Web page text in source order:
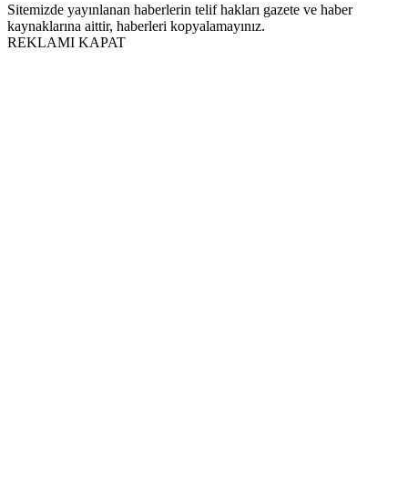
Sitemizde yayınlanan haberlerin telif hakları gazete ve haber
kaynaklarına aittir, haberleri kopyalamayınız.
REKLAMI KAPAT